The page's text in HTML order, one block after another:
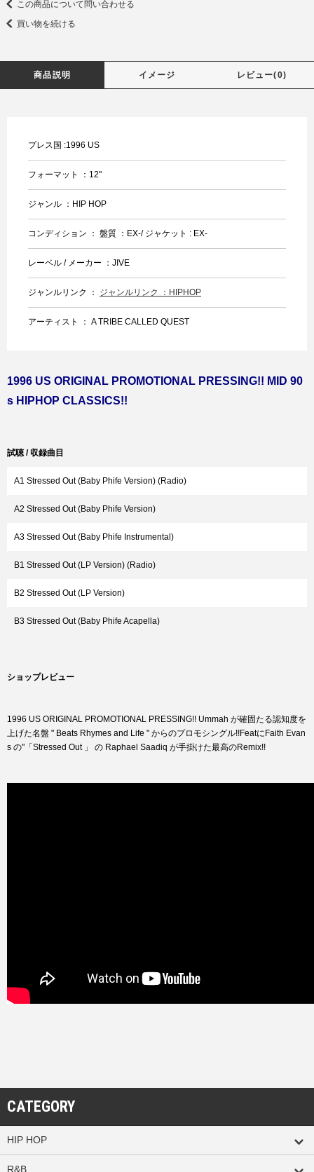
この商品について問い合わせる
買い物を続ける
商品説明 イメージ レビュー(0)
プレス国 :1996 US
フォーマット ：12"
ジャンル ：HIP HOP
コンディション ： 盤質 ：EX-/ ジャケット : EX-
レーベル / メーカー ：JIVE
ジャンルリンク ： ジャンルリンク ：HIPHOP
アーティスト ： A TRIBE CALLED QUEST
1996 US ORIGINAL PROMOTIONAL PRESSING!! MID 90
s HIPHOP CLASSICS!!
試聴 / 収録曲目
A1 Stressed Out (Baby Phife Version) (Radio)
A2 Stressed Out (Baby Phife Version)
A3 Stressed Out (Baby Phife Instrumental)
B1 Stressed Out (LP Version) (Radio)
B2 Stressed Out (LP Version)
B3 Stressed Out (Baby Phife Acapella)
ショップレビュー
1996 US ORIGINAL PROMOTIONAL PRESSING!! Ummah が確固たる認知度を
上げた名盤 " Beats Rhymes and Life " からのプロモシングル!!FeatにFaith Evan
s の"「Stressed Out 」 の Raphael Saadiq が手掛けた最高のRemix!!
CATEGORY
HIP HOP
R&B